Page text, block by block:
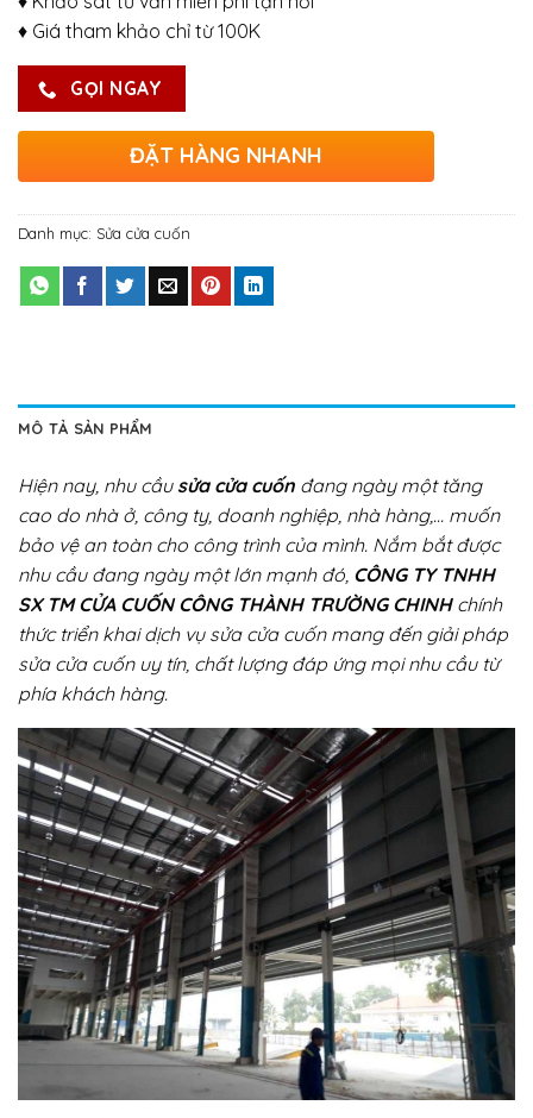
♦ Giá tham khảo chỉ từ 100K
GỌI NGAY
ĐẶT HÀNG NHANH
Danh mục: Sửa cửa cuốn
MÔ TẢ SẢN PHẨM
Hiện nay, nhu cầu sửa cửa cuốn đang ngày một tăng
cao do nhà ở, công ty, doanh nghiệp, nhà hàng,… muốn
bảo vệ an toàn cho công trình của mình. Nắm bắt được
nhu cầu đang ngày một lớn mạnh đó, CÔNG TY TNHH
SX TM CỬA CUỐN CÔNG THÀNH TRƯỜNG CHINHchính
thức triển khai dịch vụ sửa cửa cuốn mang đến giải pháp
sửa cửa cuốn uy tín, chất lượng đáp ứng mọi nhu cầu từ
phía khách hàng.